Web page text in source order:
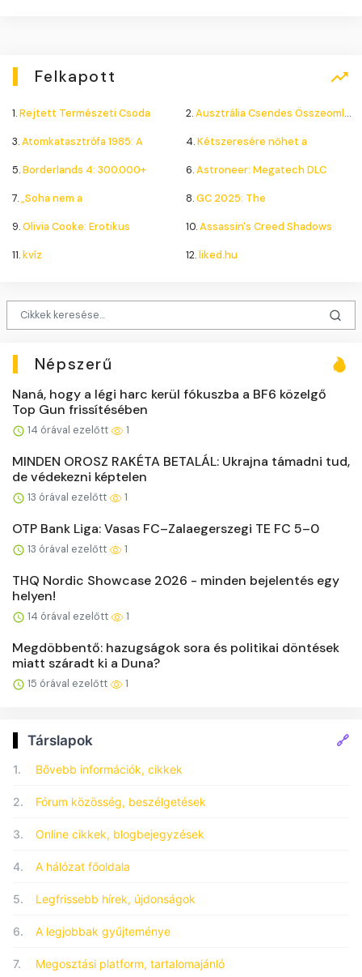
Felkapott
1.Rejtett Természeti Csoda 2.Ausztrália Csendes Összeomlása
3.Atomkatasztrófa 1985: A 4.Kétszeresére nőhet a
5.Borderlands 4: 300.000+ 6.Astroneer: Megatech DLC
7.„Soha nem a 8.GC 2025: The
9.Olivia Cooke: Erotikus 10.Assassin's Creed Shadows
11.kvíz 12.liked.hu
Népszerű
Naná, hogy a légi harc kerül fókuszba a BF6 közelgő
Top Gun frissítésében
14 órával ezelőtt 1
MINDEN OROSZ RAKÉTA BETALÁL: Ukrajna támadni tud,
de védekezni képtelen
13 órával ezelőtt 1
OTP Bank Liga: Vasas FC–Zalaegerszegi TE FC 5–0
13 órával ezelőtt 1
THQ Nordic Showcase 2026 - minden bejelentés egy
helyen!
14 órával ezelőtt 1
Megdöbbentő: hazugságok sora és politikai döntések
miatt száradt ki a Duna?
15 órával ezelőtt 1
Társlapok 🔗
1. Bővebb információk, cikkek
2. Fórum közösség, beszélgetések
3. Online cikkek, blogbejegyzések
4. A hálózat főoldala
5. Legfrissebb hírek, újdonságok
6. A legjobbak gyűjteménye
7. Megosztási platform, tartalomajánló